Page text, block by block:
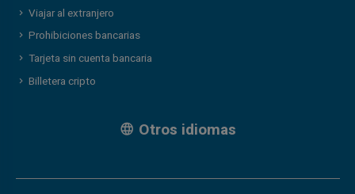
Viajar al extranjero
Prohibiciones bancarias
Tarjeta sin cuenta bancaria
Billetera cripto
Otros idiomas